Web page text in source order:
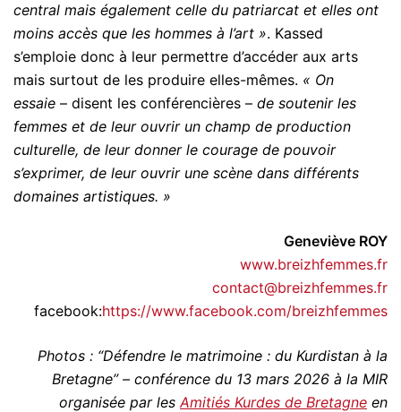
central mais également celle du patriarcat et elles ont
moins accès que les hommes à l’art ». Kassed
s’emploie donc à leur permettre d’accéder aux arts
mais surtout de les produire elles-mêmes. « On
essaie – disent les conférencières – de soutenir les
femmes et de leur ouvrir un champ de production
culturelle, de leur donner le courage de pouvoir
s’exprimer, de leur ouvrir une scène dans différents
domaines artistiques. »
Geneviève ROY
www.breizhfemmes.fr
contact@breizhfemmes.fr
facebook:https://www.facebook.com/breizhfemmes
Photos : “Défendre le matrimoine : du Kurdistan à la
Bretagne” – conférence du 13 mars 2026 à la MIR
organisée par les Amitiés Kurdes de Bretagne en